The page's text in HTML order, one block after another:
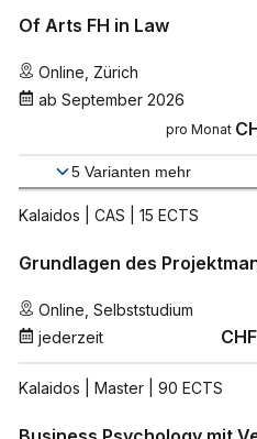
Of Arts FH in Law
Online Zürich
ab September 2026
pro Monat
5 Varianten mehr
Kalaidos | CAS | 15 ECTS
Grundlagen des
Online Selbststudium
jederzeit
Kalaidos | Master | 90 ECTS